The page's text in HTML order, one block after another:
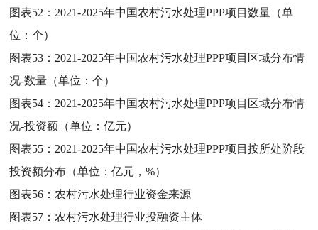
图表52： 2021-2025年中国农村污水处理PPP项目数量（单
位：个）
图表53： 2021-2025年中国农村污水处理PPP项目区域分布情
况-数量（单位：个）
图表54： 2021-2025年中国农村污水处理PPP项目区域分布情
况-投资额（单位：亿元）
图表55： 2021-2025年中国农村污水处理PPP项目按所处阶段
投资额分布（单位：亿元，%）
图表56：农村污水处理行业资金来源
图表57：农村污水处理行业投融资主体